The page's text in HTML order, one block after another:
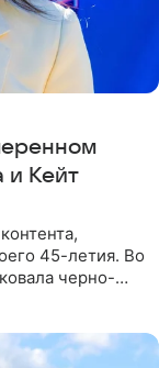
и Кейт
45-летия. Во
черно-